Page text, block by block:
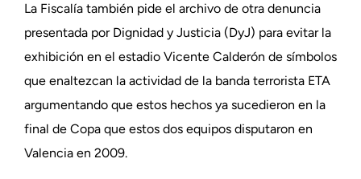
La Fiscalía también pide el archivo de otra denuncia
presentada por Dignidad y Justicia (DyJ) para evitar la
exhibición en el estadio Vicente Calderón de símbolos
que enaltezcan la actividad de la banda terrorista ETA
argumentando que estos hechos ya sucedieron en la
final de Copa que estos dos equipos disputaron en
Valencia en 2009.